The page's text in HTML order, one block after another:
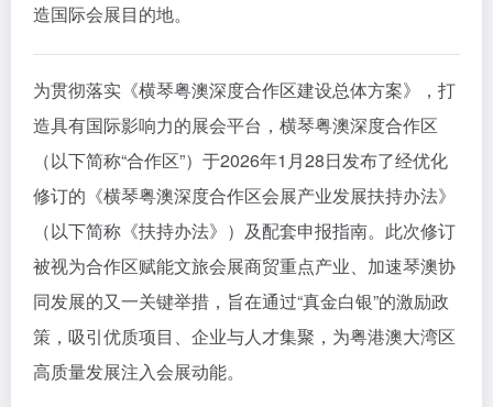
造国际会展目的地。
为贯彻落实《横琴粤澳深度合作区建设总体方案》，打
造具有国际影响力的展会平台，横琴粤澳深度合作区
（以下简称“合作区”）于2026年1月28日发布了经优化
修订的《横琴粤澳深度合作区会展产业发展扶持办法》
（以下简称《扶持办法》）及配套申报指南。此次修订
被视为合作区赋能文旅会展商贸重点产业、加速琴澳协
同发展的又一关键举措，旨在通过“真金白银”的激励政
策，吸引优质项目、企业与人才集聚，为粤港澳大湾区
高质量发展注入会展动能。